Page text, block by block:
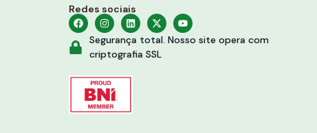
Redes sociais
Segurança total. Nosso site opera com
criptografia SSL